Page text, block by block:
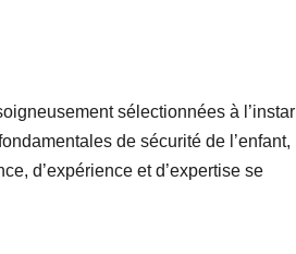
sélectionnées à l’instar
de sécurité de l’enfant,
d’expérience et d’expertise se